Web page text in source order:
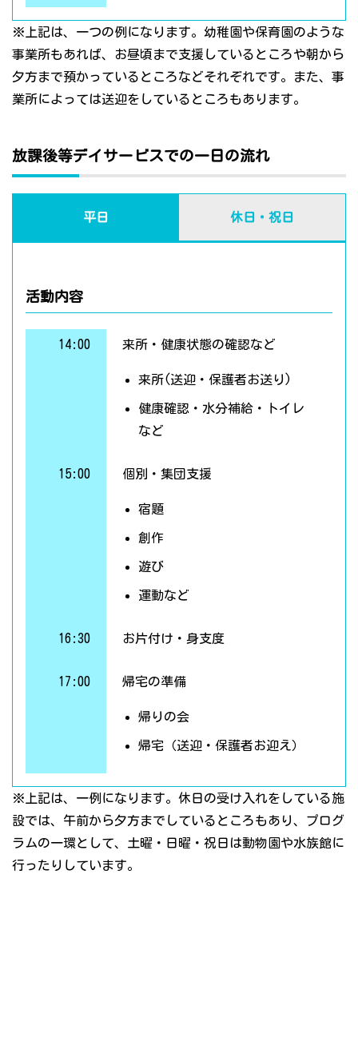
※上記は、一つの例になります。幼稚園や保育園のような
事業所もあれば、お昼頃まで支援しているところや朝から
夕方まで預かっているところなどそれぞれです。また、事
業所によっては送迎をしているところもあります。
放課後等デイサービスでの一日の流れ
平日 休日・祝日
活動内容
14:00 来所・健康状態の確認など
来所(送迎・保護者お送り)
健康確認・水分補給・トイレ
など
15:00 個別・集団支援
宿題
創作
遊び
運動など
16:30 お片付け・身支度
17:00 帰宅の準備
帰りの会
帰宅（送迎・保護者お迎え）
※上記は、一例になります。休日の受け入れをしている施
設では、午前から夕方までしているところもあり、プログ
ラムの一環として、土曜・日曜・祝日は動物園や水族館に
行ったりしています。